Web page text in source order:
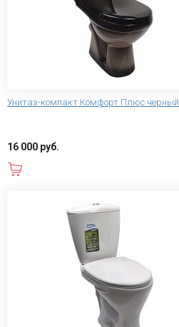
Унитаз-компакт Комфорт Плюс черный
16 000 руб.